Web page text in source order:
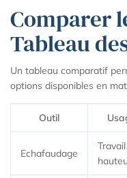
Comparer
Tableau
Un tableau comparatif
options disponibles en
Outil
Echafaudage